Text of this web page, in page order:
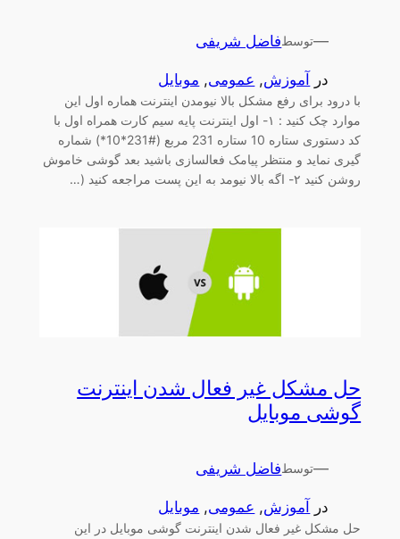
—توسطفاضل شریفی
در آموزش, عمومی, موبایل
با درود برای رفع مشکل بالا نیومدن اینترنت هماره اول این
موارد چک کنید : ۱- اول اینترنت پایه سیم کارت همراه اول با
کد دستوری ستاره 10 ستاره 231 مربع (#231*10*) شماره
گیری نماید و منتظر پیامک فعالسازی باشید بعد گوشی خاموش
روشن کنید ۲- اگه بالا نیومد به این پست مراجعه کنید (…
حل مشکل غیر فعال شدن اینترنت
گوشی موبایل
—توسطفاضل شریفی
در آموزش, عمومی, موبایل
حل مشکل غیر فعال شدن اینترنت گوشی موبایل در این